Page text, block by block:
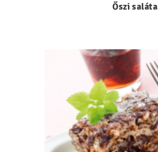
Őszi saláta